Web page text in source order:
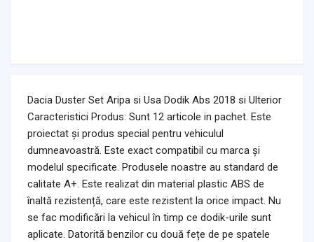
Dacia Duster Set Aripa si Usa Dodik Abs 2018 si Ulterior
Caracteristici Produs: Sunt 12 articole in pachet. Este
proiectat și produs special pentru vehiculul
dumneavoastră. Este exact compatibil cu marca și
modelul specificate. Produsele noastre au standard de
calitate A+. Este realizat din material plastic ABS de
înaltă rezistență, care este rezistent la orice impact. Nu
se fac modificări la vehicul în timp ce dodik-urile sunt
aplicate. Datorită benzilor cu două fețe de pe spatele